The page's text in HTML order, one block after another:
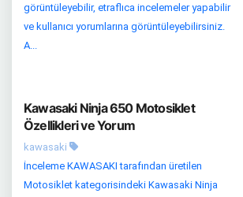
görüntüleyebilir, etraflıca incelemeler yapabilir
ve kullanıcı yorumlarına görüntüleyebilirsiniz.
A...
Kawasaki Ninja 650 Motosiklet
Özellikleri ve Yorum
kawasaki
İnceleme KAWASAKI tarafından üretilen
Motosiklet kategorisindeki Kawasaki Ninja